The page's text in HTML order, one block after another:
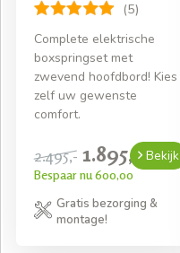
(5)
Complete elektrische
boxspringset met
zwevend hoofdbord! Kies
zelf uw gewenste
comfort.
2.495,- 1.895,-
Bespaar nu 600,00
Bekijk
Gratis bezorging &
montage!